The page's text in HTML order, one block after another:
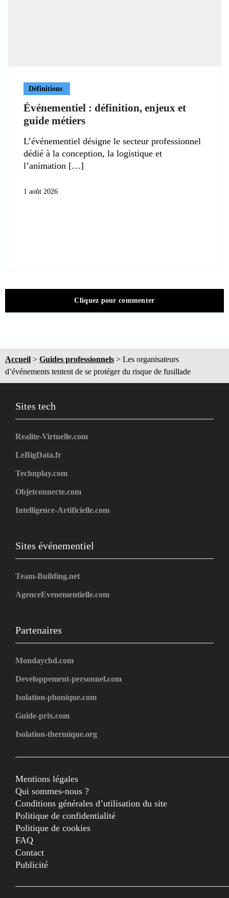
Définitions
Événementiel : définition, enjeux et
guide métiers
L’événementiel désigne le secteur professionnel
dédié à la conception, la logistique et
l’animation
1 août 2026
Cliquez pour commenter
Accueil > Guides professionnels > Les organisateurs
d’événements tentent de se protéger du risque de fusillade
Sites tech
Realite-Virtuelle.com
LeBigData.fr
Technplay.com
Objetconnecte.com
Intelligence-Artificielle.com
Sites événementiel
Team-Building.net
AgenceEvenementielle.com
Partenaires
Mondaycbd.com
Developpement-personnel.com
Isolation-phonique.com
Guide-prix.com
Isolation-thermique.org
Mentions légales
Qui sommes-nous ?
Conditions générales d’utilisation du site
Politique de confidentialité
Politique de cookies
FAQ
Contact
Publicité